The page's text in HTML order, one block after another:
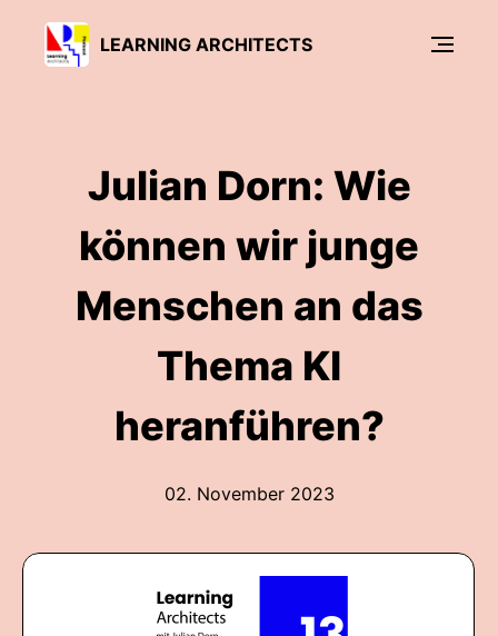
LEARNING ARCHITECTS
Julian Dorn: Wie
können wir junge
Menschen an das
Thema KI
heranführen?
02. November 2023